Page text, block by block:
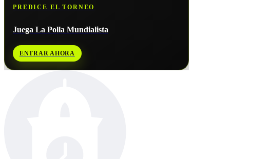
PREDICE EL TORNEO
Juega La Polla Mundialista
ENTRAR AHORA